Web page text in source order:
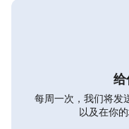
给
每周一次，我们将发
以及在你